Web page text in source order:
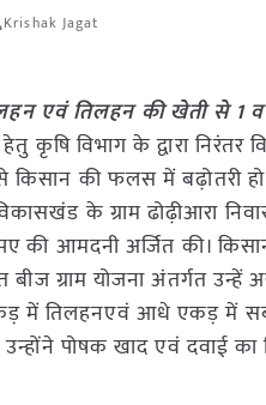
Krishak Jagat
एवं तिलहन की खेती से 1
विभाग के द्वारा निरंतर
किसान की फलस में
के ग्राम ढोढ़ीआरा
आमदनी अर्जित की।
ग्राम योजना अंतर्गत उन्हें
में तिलहनएवं आधे एकड़ में
उन्होंने पोषक खाद एवं